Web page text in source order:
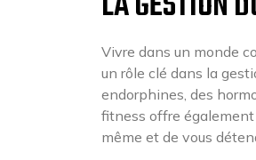
Vivre dans un monde
un rôle clé dans la
endorphines, des
fitness offre
même et de vous